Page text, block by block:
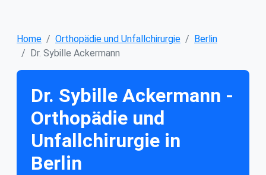
Home Orthopädie und Unfallchirurgie
Berlin
Dr. Sybille Ackermann
Dr. Sybille Ackermann -
Orthopädie und
Unfallchirurgie in
Berlin